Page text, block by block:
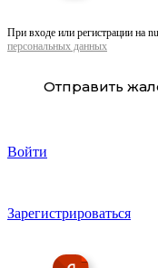
При входе или регистрации на
персональных данных
Отправить
Войти
Зарегистрироваться